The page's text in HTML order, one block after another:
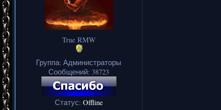
True RMW
Группа: Администраторы
Сообщений: 38723
Статус: Offline